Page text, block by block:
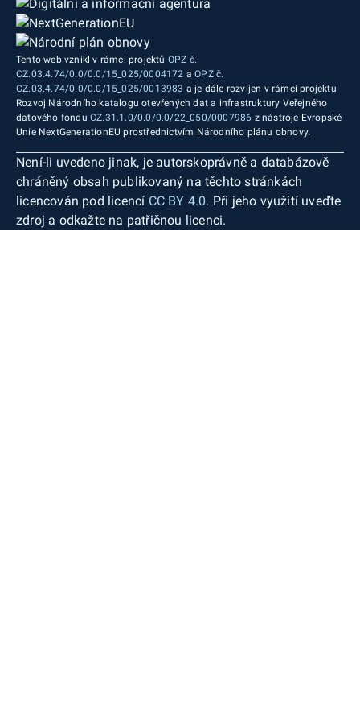
Tento web vznikl v rámci projektů OPZ č.
CZ.03.4.74/0.0/0.0/15_025/0004172 aOPZ č.
CZ.03.4.74/0.0/0.0/15_025/0013983 a je dále rozvíjen v rámci projektu
Rozvoj Národního katalogu otevřených dat a infrastruktury Veřejného
datového fondu CZ.31.1.0/0.0/0.0/22_050/0007986 z nástroje Evropské
Unie NextGenerationEU prostřednictvím Národního plánu obnovy.
Není-li uvedeno jinak, je autorskoprávně a databázově
chráněný obsah publikovaný na těchto stránkách
licencován pod licencí CC BY 4.0. Při jeho využití uveďte
zdroj a odkažte na patřičnou licenci.